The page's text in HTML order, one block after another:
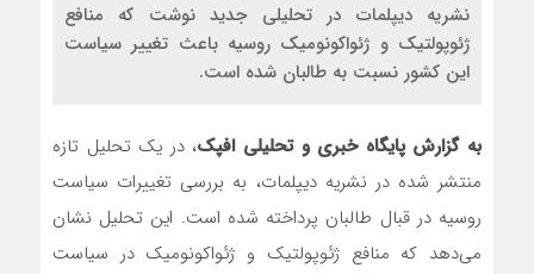
نشریه دیپلمات در تحلیلی جدید نوشت که منافع
ژئوپولتیک و ژئواکونومیک روسیه باعث تغییر سیاست
این کشور نسبت به طالبان شده است.
به گزارش پایگاه خبری و تحلیلی افپک، در یک تحلیل تازه
منتشر شده در نشریه دیپلمات، به بررسی تغییرات سیاست
روسیه در قبال طالبان پرداخته شده است. این تحلیل نشان
می‌دهد که منافع ژئوپولتیک و ژئواکونومیک در سیاست